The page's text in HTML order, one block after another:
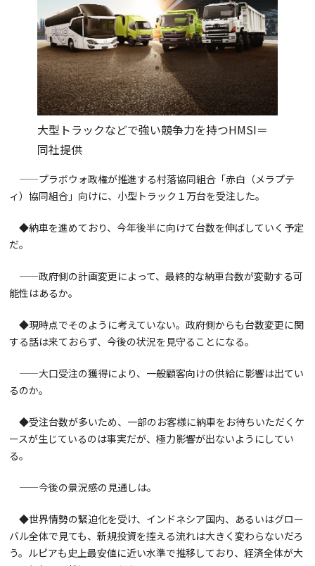
大型トラックなどで強い競争力を持つHMSI＝
同社提供
——プラボウォ政権が推進する村落協同組合「赤白（メラプテ
ィ）協同組合」向けに、小型トラック１万台を受注した。
◆納車を進めており、今年後半に向けて台数を伸ばしていく予定
だ。
——政府側の計画変更によって、最終的な納車台数が変動する可
能性はあるか。
◆現時点でそのように考えていない。政府側からも台数変更に関
する話は来ておらず、今後の状況を見守ることになる。
——大口受注の獲得により、一般顧客向けの供給に影響は出てい
るのか。
◆受注台数が多いため、一部のお客様に納車をお待ちいただくケ
ースが生じているのは事実だが、極力影響が出ないようにしてい
る。
——今後の景況感の見通しは。
◆世界情勢の緊迫化を受け、インドネシア国内、あるいはグロー
バル全体で見ても、新規投資を控える流れは大きく変わらないだろ
う。ルピアも史上最安値に近い水準で推移しており、経済全体が大